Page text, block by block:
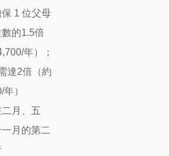
1 位父母
的1.5倍
年）；
達2倍（約
）
二月、五
月的第二